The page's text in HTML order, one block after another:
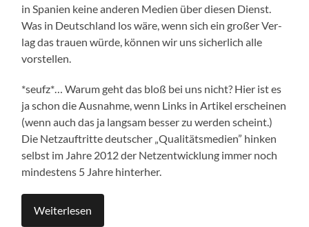
in Spa­ni­en kei­ne ande­ren Medi­en über die­sen Dienst.
Was in Deutsch­land los wäre, wenn sich ein gro­ßer Ver­
lag das trau­en wür­de, kön­nen wir uns sicher­lich alle
vorstellen.
*seufz*… War­um geht das bloß bei uns nicht? Hier ist es
ja schon die Aus­nah­me, wenn Links in Arti­kel erschei­nen
(wenn auch das ja lang­sam bes­ser zu wer­den scheint.)
Die Netz­auf­trit­te deut­scher „Qua­li­täts­me­di­en” hin­ken
selbst im Jah­re 2012 der Netz­ent­wick­lung immer noch
min­des­tens 5 Jah­re hinterher.
Wei­ter­le­sen